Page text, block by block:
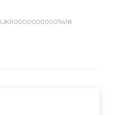
UKR000000000011418